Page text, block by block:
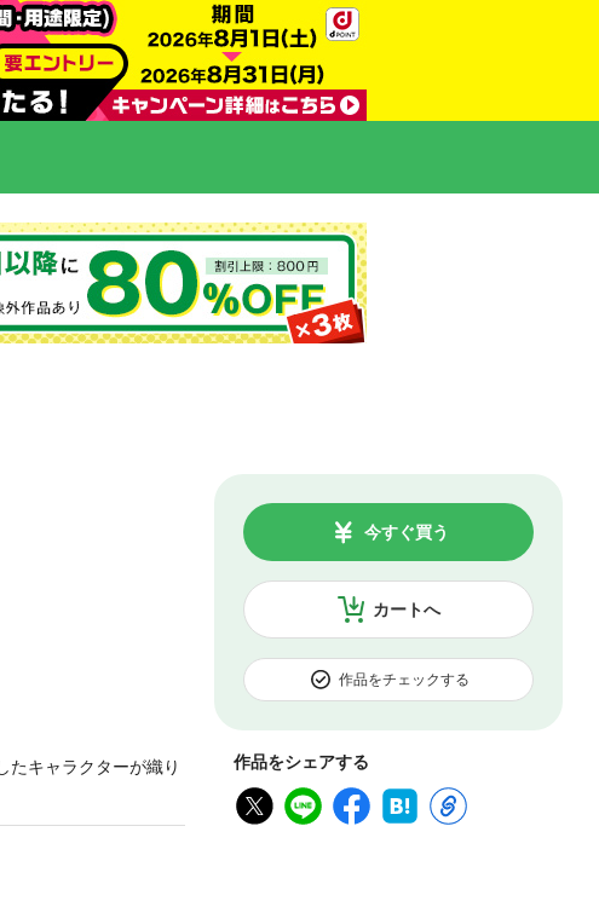
カートへ
今すぐ買う
作品をチェックする
作品をシェアする
たキャラクターが織り